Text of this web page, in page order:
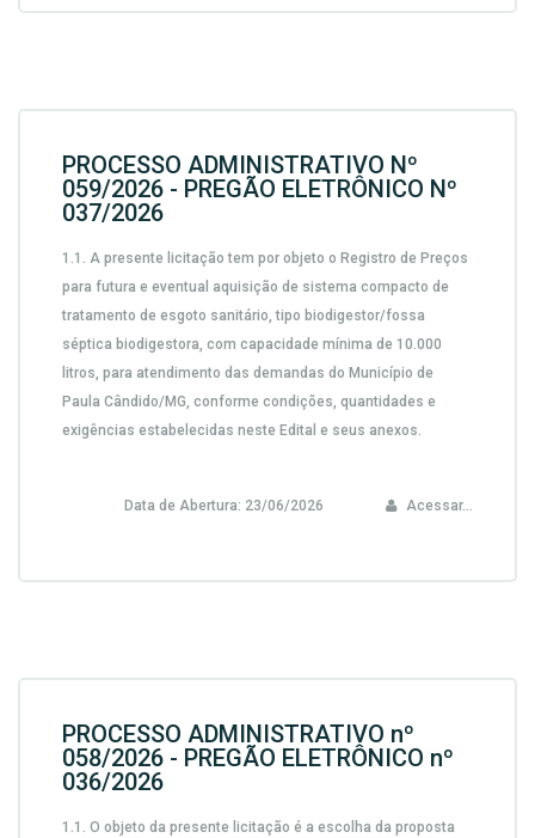
PROCESSO ADMINISTRATIVO Nº
059/2026 - PREGÃO ELETRÔNICO Nº
037/2026
1.1. A presente licitação tem por objeto o Registro de Preços
para futura e eventual aquisição de sistema compacto de
tratamento de esgoto sanitário, tipo biodigestor/fossa
séptica biodigestora, com capacidade mínima de 10.000
litros, para atendimento das demandas do Município de
Paula Cândido/MG, conforme condições, quantidades e
exigências estabelecidas neste Edital e seus anexos.
Data de Abertura: 23/06/2026 Acessar...
PROCESSO ADMINISTRATIVO nº
058/2026 - PREGÃO ELETRÔNICO nº
036/2026
1.1. O objeto da presente licitação é a escolha da proposta